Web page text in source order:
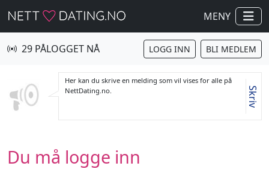
MENY
29 PÅLOGGET NÅ LOGG INN BLI MEDLEM
Her kan du skrive en melding som vil vises for alle på
NettDating.no.
Skriv
Du må logge inn